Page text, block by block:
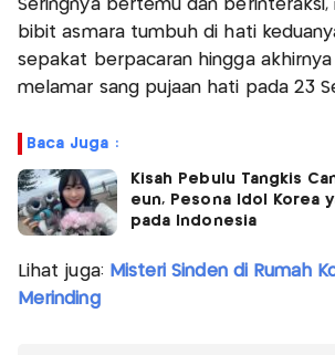
Seringnya bertemu dan
bibit asmara tumbuh di hati
sepakat berpacaran hingga
melamar sang pujaan hati pada 23
Baca Juga :
Kisah Pebulu Tangkis
eun, Pesona Idol Korea
pada Indonesia
Lihat juga: Misteri Sinden di Rumah
Merinding